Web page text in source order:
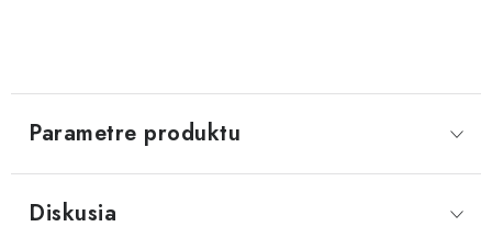
Parametre produktu
Diskusia